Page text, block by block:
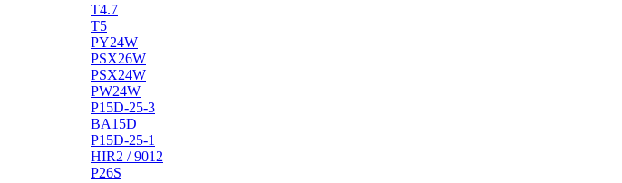
T4.7
T5
PY24W
PSX26W
PSX24W
PW24W
P15D-25-3
BA15D
P15D-25-1
HIR2 / 9012
P26S